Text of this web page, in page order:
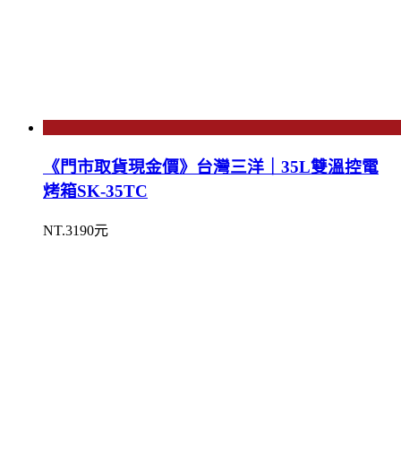
《門市取貨現金價》台灣三洋｜35L雙溫控電
烤箱SK-35TC
NT.3190元